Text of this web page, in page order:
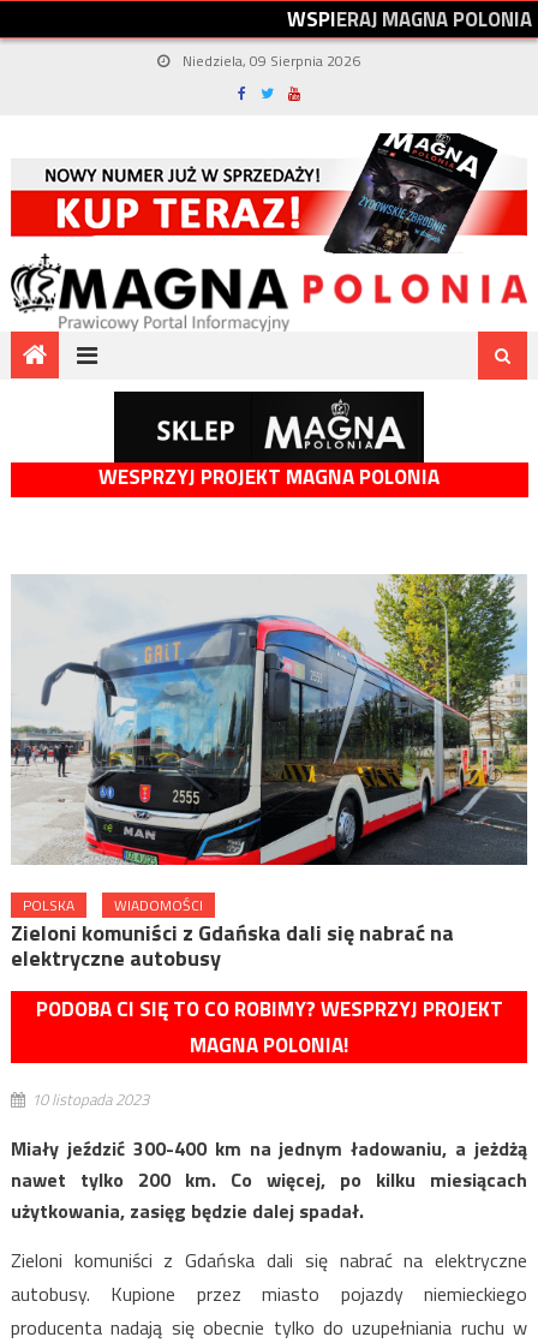
WSPIERAJMAGNAPOLONIA
Niedziela, 09 Sierpnia 2026
WESPRZYJ PROJEKT MAGNA POLONIA
POLSKA WIADOMOŚCI
Zieloni komuniści z Gdańska dali się nabrać na
elektryczne autobusy
PODOBA CI SIĘ TO CO ROBIMY? WESPRZYJ PROJEKT
MAGNA POLONIA!
10 listopada 2023
Miały jeździć 300-400 km na jednym ładowaniu, a jeżdżą
nawet tylko 200 km. Co więcej, po kilku miesiącach
użytkowania, zasięg będzie dalej spadał.
Zieloni komuniści z Gdańska dali się nabrać na elektryczne
autobusy. Kupione przez miasto pojazdy niemieckiego
producenta nadają się obecnie tylko do uzupełniania ruchu w